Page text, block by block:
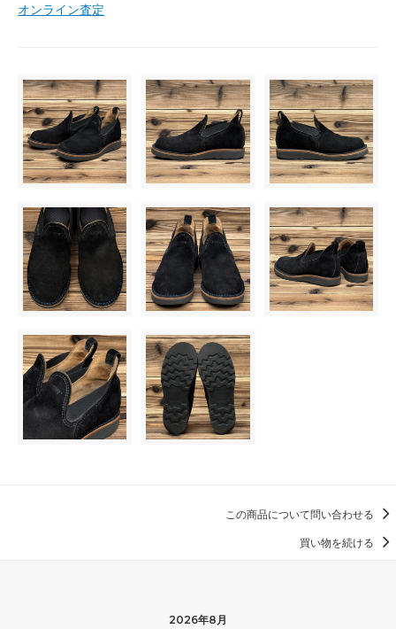
オンライン査定
この商品について問い合わせる
買い物を続ける
2026年8月